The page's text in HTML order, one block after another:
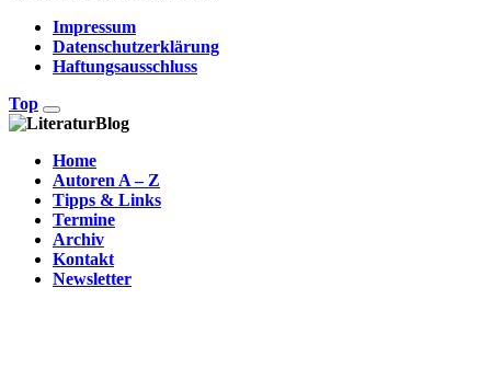
Impressum
Datenschutzerklärung
Haftungsausschluss
Top
Home
Autoren A – Z
Tipps & Links
Termine
Archiv
Kontakt
Newsletter